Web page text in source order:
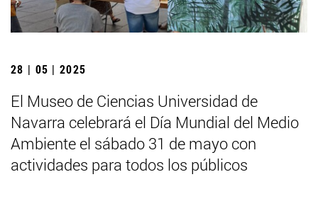
28 | 05 | 2025
El Museo de Ciencias Universidad de
Navarra celebrará el Día Mundial del Medio
Ambiente el sábado 31 de mayo con
actividades para todos los públicos